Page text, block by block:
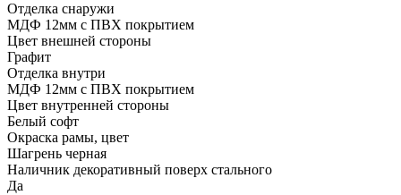
Отделка снаружи
МДФ 12мм с ПВХ покрытием
Цвет внешней стороны
Графит
Отделка внутри
МДФ 12мм с ПВХ покрытием
Цвет внутренней стороны
Белый софт
Окраска рамы, цвет
Шагрень черная
Наличник декоративный поверх стального
Да